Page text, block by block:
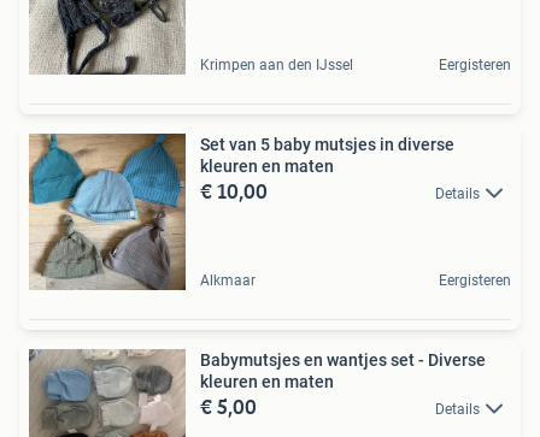
Krimpen aan den IJssel Eergisteren
Set van 5 baby mutsjes in diverse
kleuren en maten
€ 10,00 Details
Alkmaar Eergisteren
Babymutsjes en wantjes set - Diverse
kleuren en maten
€ 5,00 Details